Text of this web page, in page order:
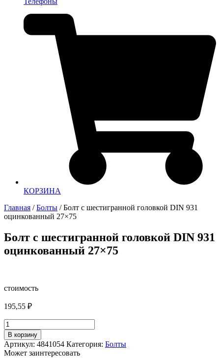
КОРЗИНА
Главная /Болты / Болт с шестигранной головкой DIN 931
оцинкованный 27×75
Болт с шестигранной головкой DIN 931
оцинкованный 27×75
стоимость
195,55 ₽
Количество
товара
Болт
с
шестигранной
В корзину
Артикул: 4841054 Категория: Болты
Может заинтересовать